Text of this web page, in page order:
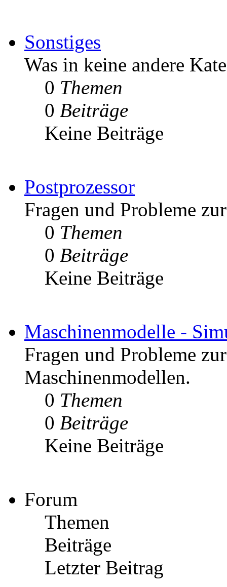
Sonstiges
Was in keine andere
0 Themen
0 Beiträge
Keine Beiträge
Postprozessor
Fragen und Probleme
0 Themen
0 Beiträge
Keine Beiträge
Maschinenmodelle -
Fragen und Probleme
Maschinenmodellen.
0 Themen
0 Beiträge
Keine Beiträge
Forum
Themen
Beiträge
Letzter Beitrag